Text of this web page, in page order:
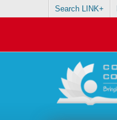
Search LINK+